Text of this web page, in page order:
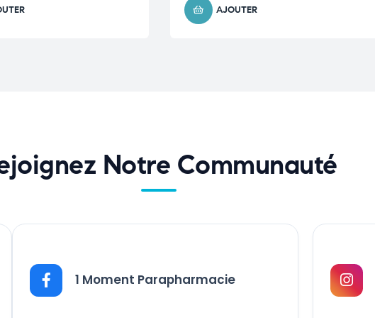
AJOUTER
Notre Communauté
1 Moment Parapharmacie